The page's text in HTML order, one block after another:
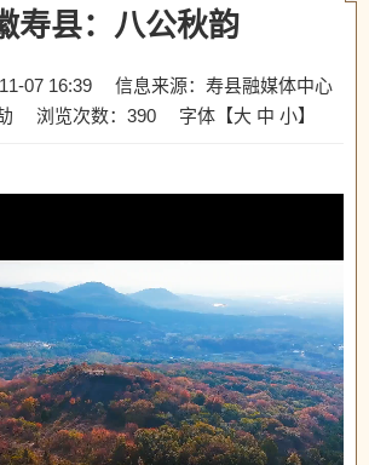
寿县：八公秋韵
07 16:39
信息来源：寿县融媒体中心
浏览次数： 390 字体【大 中 小】